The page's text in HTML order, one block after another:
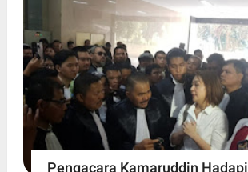
Pengacara Kamaruddin Hadapi